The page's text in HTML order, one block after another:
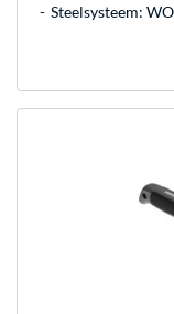
Steelsysteem: